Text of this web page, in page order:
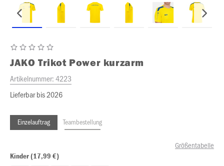
JAKO Trikot Power kurzarm
Artikelnummer:4223
Lieferbar bis 2026
Einzelauftrag Teambestellung
Größentabelle
Kinder (17,99 €)